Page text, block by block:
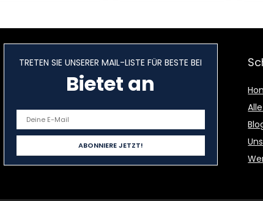
WX300 WX350
HDR AS100v
AS30V AS300
HC-W570,HC-
W580, VW-BC10E
TRETEN SIE UNSERER MAIL-LISTE FÜR BESTE BEI
Bietet an